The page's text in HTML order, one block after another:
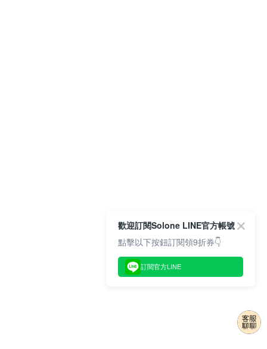
歡迎訂閱Solone LINE官方帳號
點擊以下按鈕訂閱領9折券👇
訂閱官方LINE